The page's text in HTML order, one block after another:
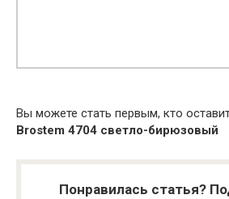
Вы можете стать первым, кто
Brostem 4704 светло-бирюзовый
Понравилась статья?